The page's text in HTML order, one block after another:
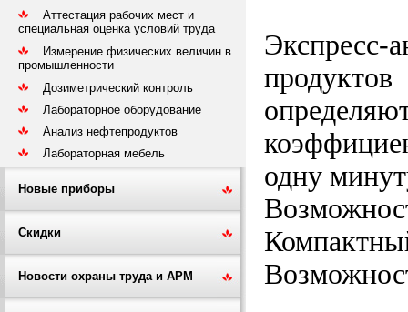
Аттестация рабочих мест и
специальная оценка условий труда
Измерение физических величин в
промышленности
Дозиметрический контроль
Лабораторное оборудование
Анализ нефтепродуктов
Лабораторная мебель
Новые приборы
Скидки
Новости охраны труда и АРМ
Экспресс-
одну